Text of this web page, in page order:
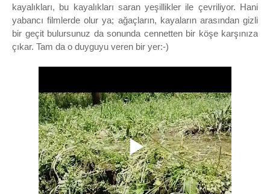
kayalıkları, bu kayalıkları saran yeşillikler ile çevriliyor. Hani
yabancı filmlerde olur ya; ağaçların, kayaların arasından gizli
bir geçit bulursunuz da sonunda cennetten bir köşe karşınıza
çıkar. Tam da o duyguyu veren bir yer:-)